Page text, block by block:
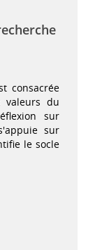
consacrée
valeurs du
sur
sur
le socle